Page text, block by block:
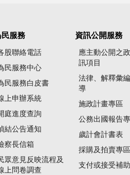
民服務
股聯絡電話
民服務中心
民服務白皮書
上申辦系統
庭進度查詢
結公告通知
察長信箱
眾意見反映流程及
上問卷調查
資訊公開服務
應主動公開之
訊項目
法律、解釋彙
導
施政計畫專區
公務出國報告
歲計會計書表
採購及拍賣專區
支付或接受補